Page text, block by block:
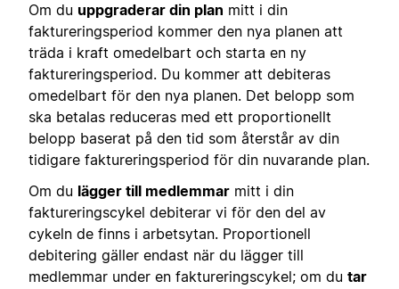
Om du uppgraderar din plan mitt i din
faktureringsperiod kommer den nya planen att
träda i kraft omedelbart och starta en ny
faktureringsperiod. Du kommer att debiteras
omedelbart för den nya planen. Det belopp som
ska betalas reduceras med ett proportionellt
belopp baserat på den tid som återstår av din
tidigare faktureringsperiod för din nuvarande plan.
Om du lägger till medlemmar mitt i din
faktureringscykel debiterar vi för den del av
cykeln de finns i arbetsytan. Proportionell
debitering gäller endast när du lägger till
medlemmar under en faktureringscykel; om du tar